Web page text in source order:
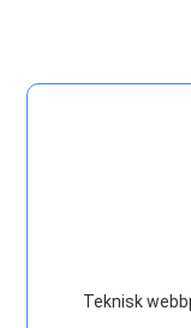
Teknisk